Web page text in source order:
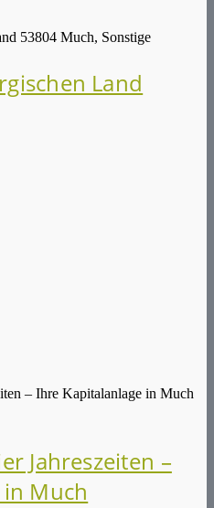
Land
Jahreszeiten –
Much